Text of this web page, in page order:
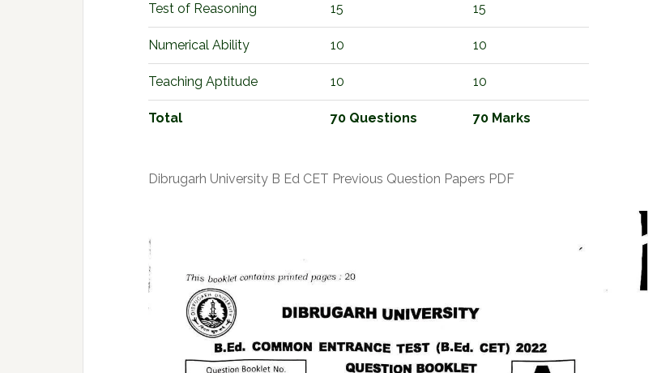
Test of Reasoning 15 15
Numerical Ability 10 10
Teaching Aptitude 10 10
Total 70 Questions 70 Marks
Dibrugarh University B Ed CET Previous Question Papers PDF